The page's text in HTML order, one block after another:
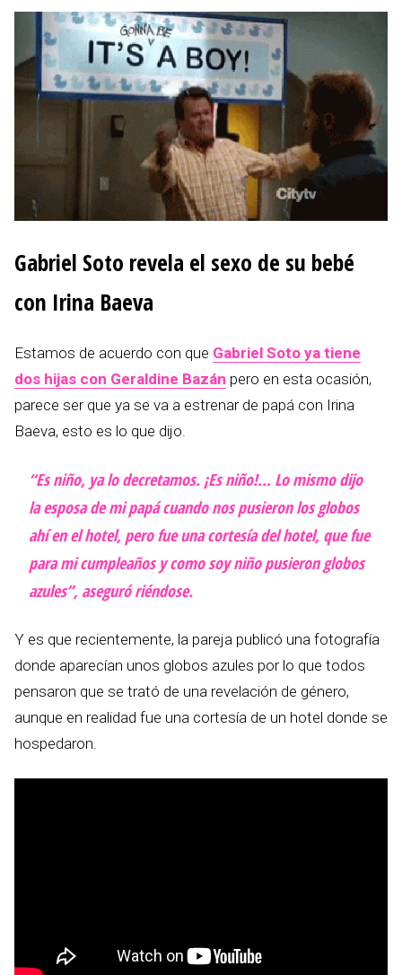
Gabriel Soto revela el sexo de su bebé
con Irina Baeva
Estamos de acuerdo con que Gabriel Soto ya tiene
dos hijas con Geraldine Bazán pero en esta ocasión,
parece ser que ya se va a estrenar de papá con Irina
Baeva, esto es lo que dijo.
“Es niño, ya lo decretamos. ¡Es niño!… Lo mismo dijo
la esposa de mi papá cuando nos pusieron los globos
ahí en el hotel, pero fue una cortesía del hotel, que fue
para mi cumpleaños y como soy niño pusieron globos
azules”, aseguró riéndose.
Y es que recientemente, la pareja publicó una fotografía
donde aparecían unos globos azules por lo que todos
pensaron que se trató de una revelación de género,
aunque en realidad fue una cortesía de un hotel donde se
hospedaron.